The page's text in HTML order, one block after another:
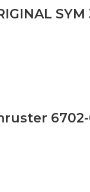
6702-